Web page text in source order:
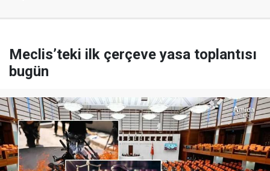
Meclis’teki ilk çerçeve yasa toplantısı
bugün